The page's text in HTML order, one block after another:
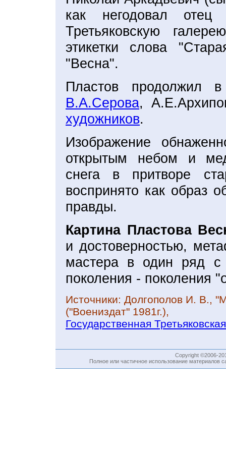
как негодовал
Третьяковскую
этикетки слова
"Весна".
Пластов продолжил
В.А.Серова,
художников.
Изображение
открытым небом и
снега в притворе
воспринято как образ
правды.
Картина Пластова
и достоверностью,
мастера в один ряд с
поколения - поколения
Источники: Долгополов И. В.,
("Воениздат" 1981г.),
Государственная
Copyright ©2006-
Полное или частичное использование материалов